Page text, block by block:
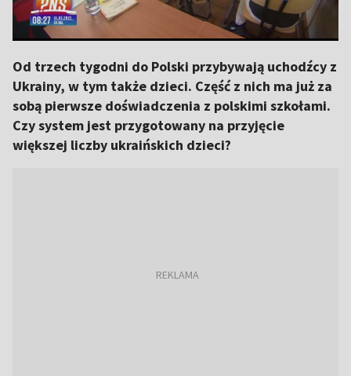
Od trzech tygodni do Polski przybywają uchodźcy z
Ukrainy, w tym także dzieci. Część z nich ma już za
sobą pierwsze doświadczenia z polskimi szkołami.
Czy system jest przygotowany na przyjęcie
większej liczby ukraińskich dzieci?